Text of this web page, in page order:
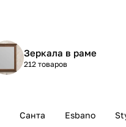
Зеркала в раме
212 товаров
Санта Esbano